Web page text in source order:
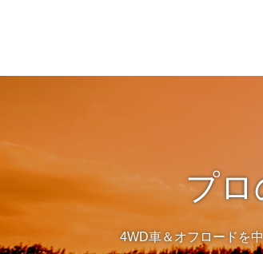
プ
4WD車＆オフロードを